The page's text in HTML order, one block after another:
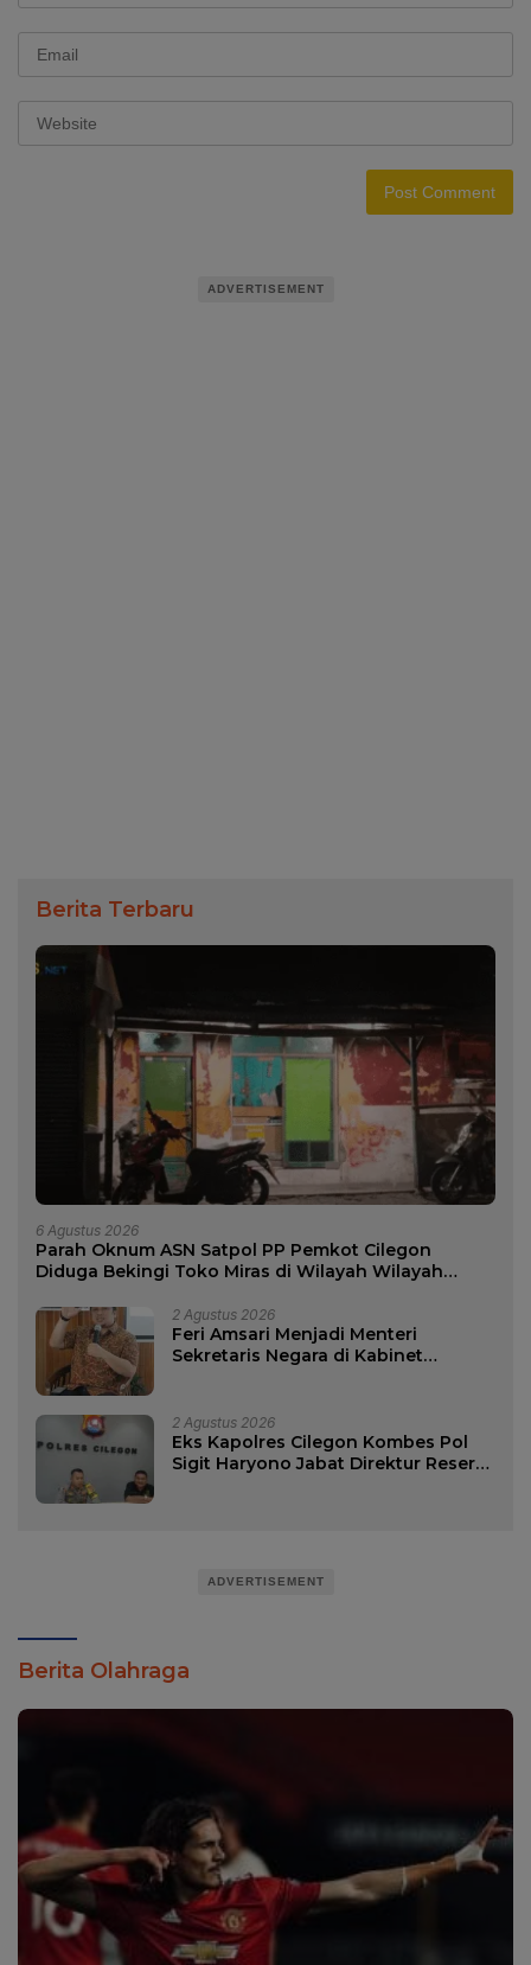
ADVERTISEMENT
Berita Terbaru
6 Agustus 2026
Parah Oknum ASN Satpol PP Pemkot Cilegon
Diduga Bekingi Toko Miras di Wilayah Wilayah
2 Agustus 2026
Feri Amsari Menjadi Menteri
Sekretaris Negara di Kabinet
2 Agustus 2026
Eks Kapolres Cilegon Kombes Pol
Sigit Haryono Jabat Direktur Reserse
ADVERTISEMENT
Berita Olahraga